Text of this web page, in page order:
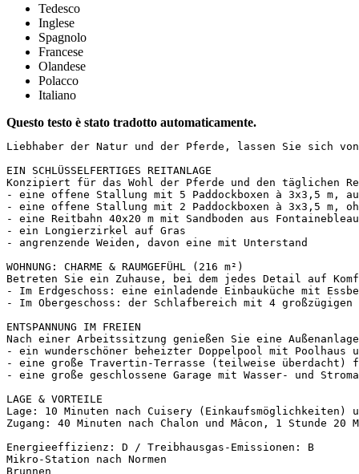
Tedesco
Inglese
Spagnolo
Francese
Olandese
Polacco
Italiano
Questo testo è stato tradotto automaticamente.
Liebhaber der Natur und der Pferde, lassen Sie sich
EIN SCHLÜSSELFERTIGES REITANLAGE
Konzipiert für das Wohl der Pferde und den täglichen
- eine offene Stallung mit 5 Paddockboxen à 3x3,5 m,
- eine offene Stallung mit 2 Paddockboxen à 3x3,5 m,
- eine Reitbahn 40x20 m mit Sandboden aus
- ein Longierzirkel auf Gras
- angrenzende Weiden, davon eine mit Unterstand
WOHNUNG: CHARME & RAUMGEFÜHL (216 m²)
Betreten Sie ein Zuhause, bei dem jedes Detail auf
- Im Erdgeschoss: eine einladende Einbauküche mit
- Im Obergeschoss: der Schlafbereich mit 4
ENTSPANNUNG IM FREIEN
Nach einer Arbeitssitzung genießen Sie eine
- ein wunderschöner beheizter Doppelpool mit Poolhaus
- eine große Travertin-Terrasse (teilweise überdacht)
- eine große geschlossene Garage mit Wasser- und
LAGE & VORTEILE
Lage: 10 Minuten nach Cuisery (Einkaufsmöglichkeiten)
Zugang: 40 Minuten nach Chalon und Mâcon, 1 Stunde
Energieeffizienz: D / Treibhausgas-Emissionen: B
Mikro-Station nach Normen
Brunnen